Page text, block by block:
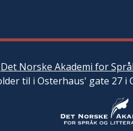
Det Norske Akademi for
til i Osterhaus' gate 27 i